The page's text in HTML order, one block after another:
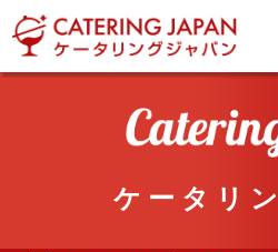
ケータリ